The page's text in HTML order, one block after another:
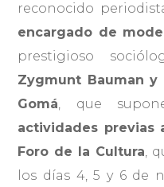
reconocido
encargado de
prestigioso
Zygmunt Bauman y
Gomá, que
actividades previas
Foro de la Cultura,
los días 4, 5 y 6 de